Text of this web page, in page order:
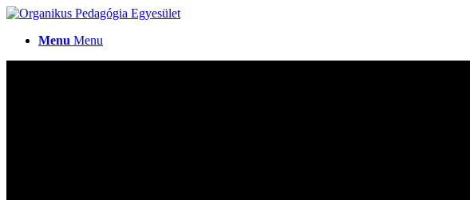
Menu Menu